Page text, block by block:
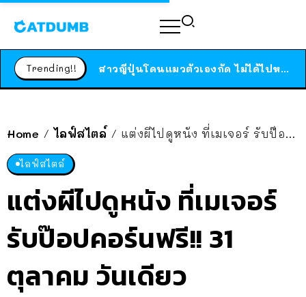
Trending!! ได้เวลาเด็กหนวดรวมตัว RF Online Next เปิดให้เล่นแล้ว เกม Sci-Fi MMORPG ระดับตำนาน เล่นได้ทั้งมือถือและ PC
Home / ไลฟ์สไตล์ / แต่งผีไปดูหนัง ที่เมเจอร์ รับป๊อปคอร์นฟรี!! 31 ตุลาคม วันเดียว
ไลฟ์สไตล์
แต่งผีไปดูหนัง ที่เมเจอร์
รับป๊อปคอร์นฟรี!! 31
ตุลาคม วันเดียว